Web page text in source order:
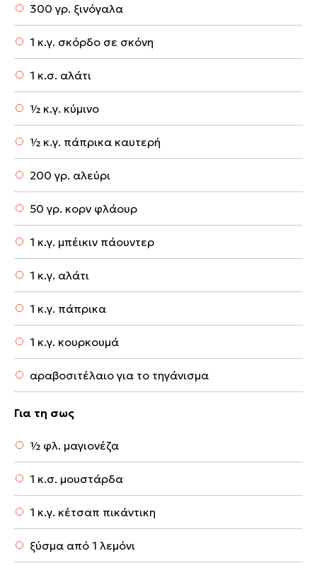
300 γρ. ξινόγαλα
1 κ.γ. σκόρδο σε σκόνη
1 κ.σ. αλάτι
½ κ.γ. κύμινο
½ κ.γ. πάπρικα καυτερή
200 γρ. αλεύρι
50 γρ. κορν φλάουρ
1 κ.γ. μπέικιν πάουντερ
1 κ.γ. αλάτι
1 κ.γ. πάπρικα
1 κ.γ. κουρκουμά
αραβοσιτέλαιο για το τηγάνισμα
Για τη σως
½ φλ. μαγιονέζα
1 κ.σ. μουστάρδα
1 κ.γ. κέτσαπ πικάντικη
ξύσμα από 1 λεμόνι